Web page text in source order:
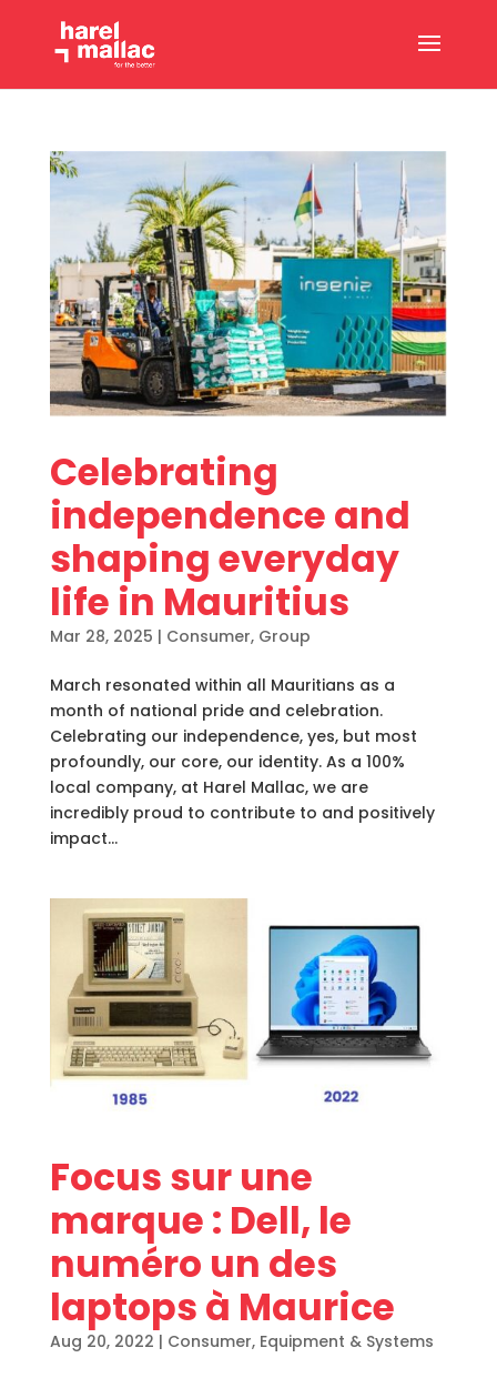
Celebrating
independence and
shaping everyday
life in Mauritius
Mar 28, 2025 | Consumer, Group
March resonated within all Mauritians as a
month of national pride and celebration.
Celebrating our independence, yes, but most
profoundly, our core, our identity. As a 100%
local company, at Harel Mallac, we are
incredibly proud to contribute to and positively
impact...
Focus sur une
marque : Dell, le
numéro un des
laptops à Maurice
Aug 20, 2022 | Consumer, Equipment & Systems